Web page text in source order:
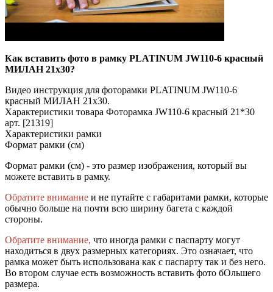
Как вставить фото в рамку PLATINUM JW110-6 красный
МИЛАН 21x30?
Видео инструкция для фоторамки PLATINUM JW110-6
красный МИЛАН 21x30.
Характеристики товара Фоторамка JW110-6 красный 21*30
арт. [21319]
Характеристики рамки
Формат рамки (см)
Формат рамки (см) - это размер изображения, который вы
можете вставить в рамку.
Обратите внимание и не путайте с габаритами рамки, которые
обычно больше на почти всю ширину багета с каждой
стороны.
Обратите внимание, что иногда рамки с паспарту могут
находиться в двух размерных категориях. Это означает, что
рамка может быть использована как с паспарту так и без него.
Во втором случае есть возможность вставить фото бОльшего
размера.